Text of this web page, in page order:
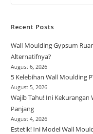
Recent Posts
Wall Moulding Gypsum
Alternatifnya?
August 6, 2026
5 Kelebihan Wall Moulding
August 5, 2026
Wajib Tahu! Ini
Panjang
August 4, 2026
Estetik! Ini Model Wall